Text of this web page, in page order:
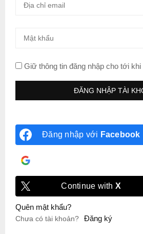
Giữ thông tin đăng nhập cho tới khi
Đăng nhập với Facebook
Continue with X
Quên mật khẩu?
Chưa có tài khoản? Đăng ký